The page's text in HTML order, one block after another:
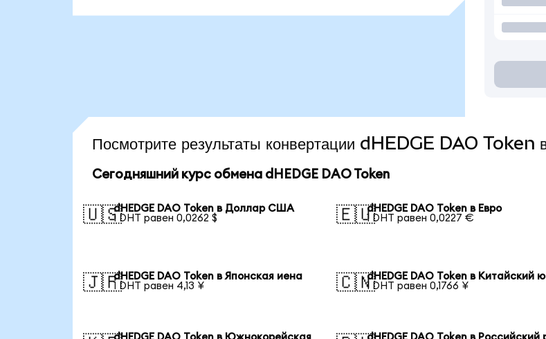
Посмотрите результаты конвертации dHEDGE DAO Token
Сегодняшний курс обмена dHEDGE DAO Token
🇺🇸dHEDGE DAO Token в Доллар США
1 DHT равен 0,0262 $
🇪🇺dHEDGE DAO Token в Евро
1 DHT равен 0,0227 €
🇯🇵dHEDGE DAO Token в Японская иена
1 DHT равен 4,13 ¥
🇨🇳dHEDGE DAO Token в Китайский
1 DHT равен 0,1766 ¥